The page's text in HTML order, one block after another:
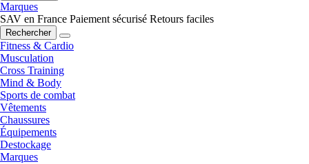
Marques
SAV en France Paiement sécurisé Retours faciles
Rechercher
Fitness & Cardio
Musculation
Cross Training
Mind & Body
Sports de combat
Vêtements
Chaussures
Équipements
Destockage
Marques